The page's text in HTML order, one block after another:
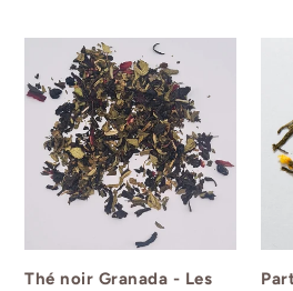
noir
Granada
Les
heures
d'été
Thé noir Granada - Les